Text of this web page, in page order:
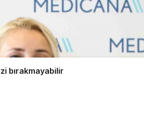
bırakmayabilir